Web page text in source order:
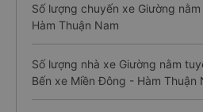
Số lượng chuyến xe Giường
Hàm Thuận Nam
Số lượng nhà xe Giường nằm
Bến xe Miền Đông - Hàm Thuận